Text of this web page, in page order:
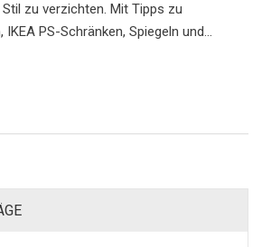
zu verzichten. Mit Tipps zu
PS-Schränken, Spiegeln und